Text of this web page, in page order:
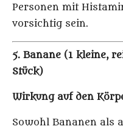
Personen mit
vorsichtig sein.
5. Banane (1 kleine,
Stück)
Wirkung auf den
Sowohl Bananen als